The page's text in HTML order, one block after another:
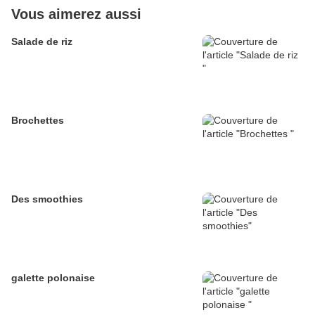
Vous aimerez aussi
Salade de riz
Brochettes
Des smoothies
galette polonaise